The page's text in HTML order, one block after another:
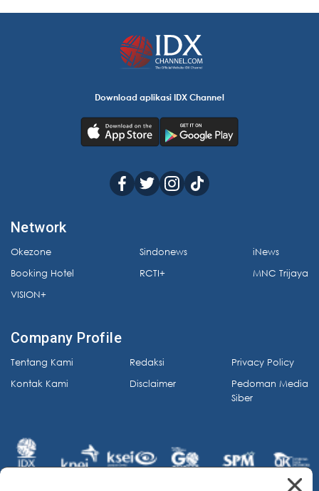
Download aplikasi IDX Channel
Network
Okezone
Booking Hotel
VISION+
Sindonews
RCTI+
iNews
MNC Trijaya
Company Profile
Tentang Kami
Kontak Kami
Redaksi
Disclaimer
Privacy Policy
Pedoman Media
Siber